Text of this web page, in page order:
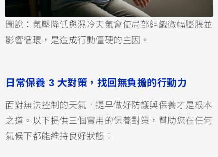
圖說：氣壓降低與濕冷天氣會使局部組織微幅膨脹並
影響循環，是造成行動僵硬的主因。
日常保養 3 大對策，找回無負擔的行動力
面對無法控制的天氣，提早做好防護與保養才是根本
之道。以下提供三個實用的保養對策，幫助您在任何
氣候下都能維持良好狀態：